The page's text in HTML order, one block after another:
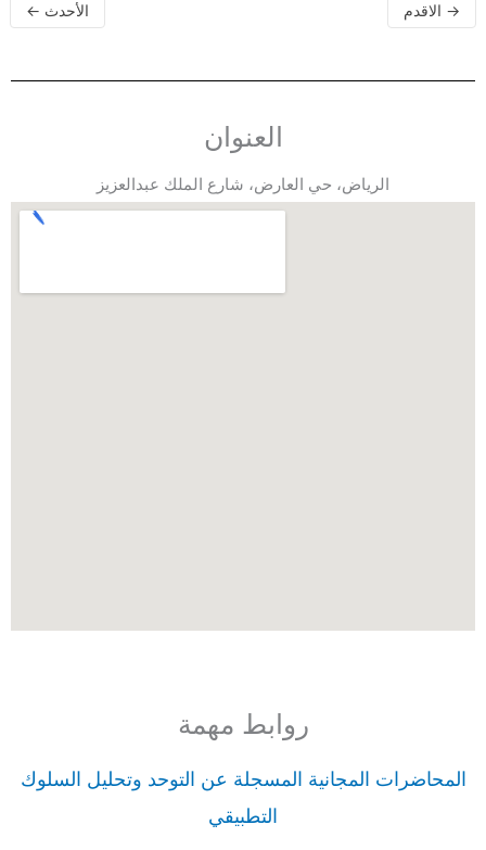
→ الاقدم الأحدث ←
العنوان
الرياض، حي العارض، شارع الملك عبدالعزيز
روابط مهمة
المحاضرات المجانية المسجلة عن التوحد وتحليل السلوك
التطبيقي